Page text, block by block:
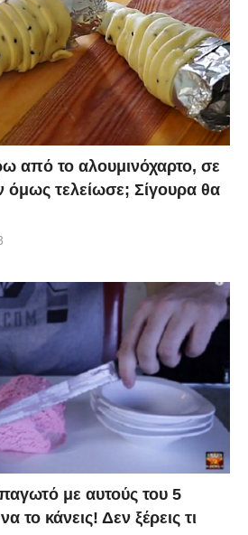
από το αλουμινόχαρτο, σε
τελείωσε; Σίγουρα θα
με αυτούς του 5
το κάνεις! Δεν ξέρεις τι